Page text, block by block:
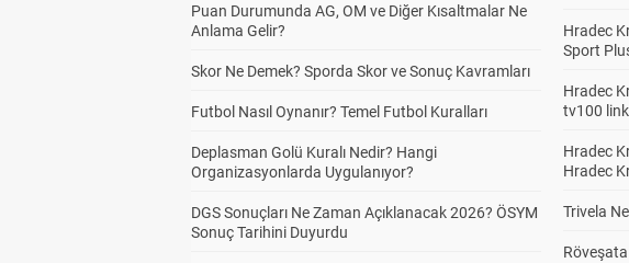
Puan Durumunda AG, OM ve Diğer Kısaltmalar Ne
Anlama Gelir?
Skor Ne Demek? Sporda Skor ve Sonuç Kavramları
Futbol Nasıl Oynanır? Temel Futbol Kuralları
Deplasman Golü Kuralı Nedir? Hangi
Organizasyonlarda Uygulanıyor?
DGS Sonuçları Ne Zaman Açıklanacak 2026? ÖSYM
Sonuç Tarihini Duyurdu
Hradec
Sport
Hradec
tv100
Hradec
Hradec
Trivela
Röveşata